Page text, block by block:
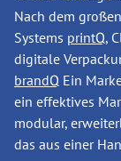
Nach dem
Systems printQ,
digitale
brandQ Ein
ein effektives
modular,
das aus einer